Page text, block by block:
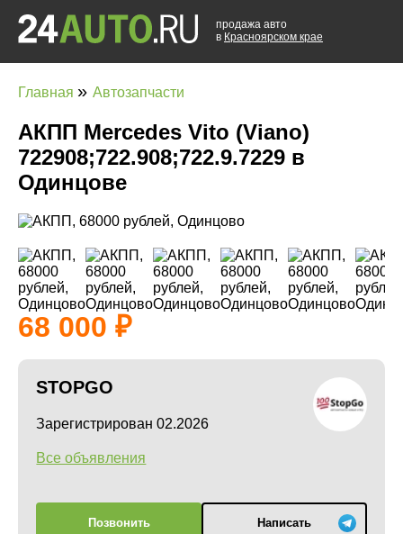
продажа авто
в Красноярском крае
Главная » Автозапчасти
АКПП Mercedes Vito (Viano)
722908;722.908;722.9.7229 в
Одинцове
68 000
STOPGO
Зарегистрирован 02.2026
Все объявления
Позвонить Написать